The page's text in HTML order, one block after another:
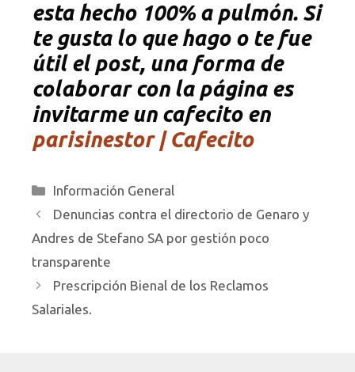
esta hecho 100% a pulmón. Si
te gusta lo que hago o te fue
útil el post, una forma de
colaborar con la página es
invitarme un cafecito en
parisinestor | Cafecito
Categorías
Información General
Denuncias contra el directorio de Genaro y
Andres de Stefano SA por gestión poco
transparente
Prescripción Bienal de los Reclamos
Salariales.